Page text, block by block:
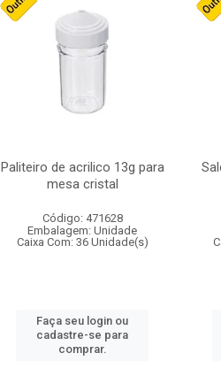
Paliteiro de acrilico 13g para
mesa cristal
Código: 471628
Embalagem: Unidade
Caixa Com: 36 Unidade(s)
Faça seu login ou
cadastre-se para
comprar.